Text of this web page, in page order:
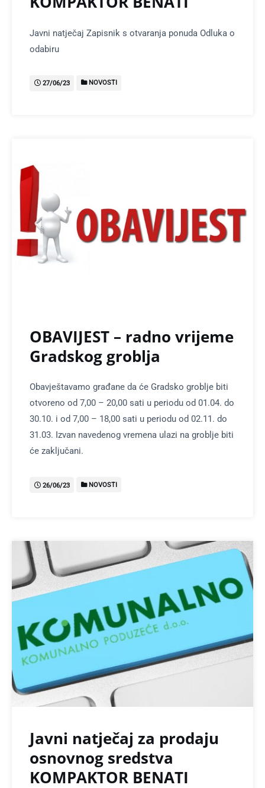
Javni natječaj Zapisnik s otvaranja ponuda Odluka o
odabiru
27/06/23 NOVOSTI
OBAVIJEST – radno vrijeme
Gradskog groblja
Obavještavamo građane da će Gradsko groblje biti
otvoreno od 7,00 – 20,00 sati u periodu od 01.04. do
30.10. i od 7,00 – 18,00 sati u periodu od 02.11. do
31.03. Izvan navedenog vremena ulazi na groblje biti
će zaključani.
26/06/23 NOVOSTI
Javni natječaj za prodaju
osnovnog sredstva
KOMPAKTOR BENATI